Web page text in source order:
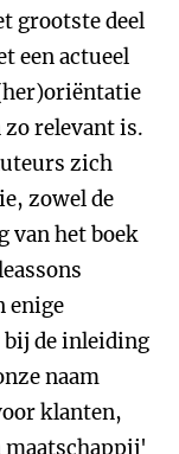
grootste deel
een actueel
relevant is.
zich
zowel de
van het boek
enige
de inleiding
naam
klanten,
maatschappij'